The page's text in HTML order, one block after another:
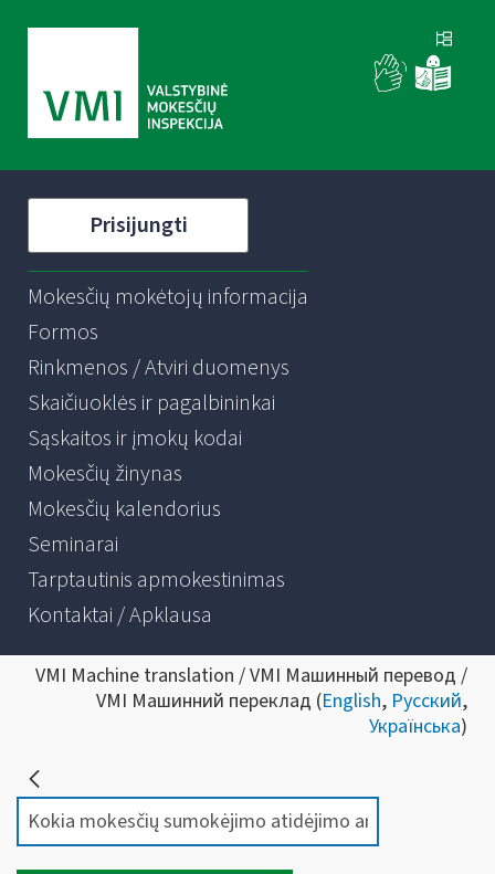
Prisijungti
Mokesčių mokėtojų informacija
Formos
Rinkmenos / Atviri duomenys
Skaičiuoklės ir pagalbininkai
Sąskaitos ir įmokų kodai
Mokesčių žinynas
Mokesčių kalendorius
Seminarai
Tarptautinis apmokestinimas
Kontaktai / Apklausa
VMI Machine translation / VMI Машинный перевод /
VMI Машинний переклад (English, Русский,
Українська)